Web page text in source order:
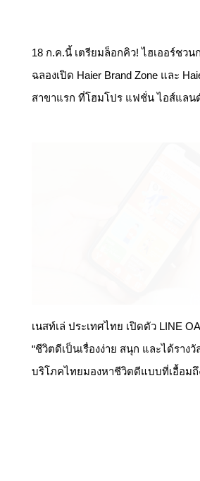
ฉลองเปิด Haier Brand Zone และ
สาขาแรก ที่โฮมโปร แฟชั่น ไอส์แลน
“ชีวิตดีเป็นเรื่องง่าย สนุก และได้รางวั
บริโภคไทยมองหาชีวิตดีแบบที่เอื้อมถึ